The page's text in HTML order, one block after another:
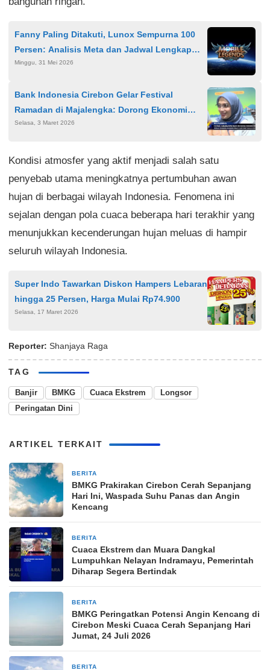
Fanny Paling Ditakuti, Lunox Sempurna 100
Persen: Analisis Meta dan Jadwal Lengkap
Playoff MPL ID S17
Minggu, 31 Mei 2026
Bank Indonesia Cirebon Gelar Festival
Ramadan di Majalengka: Dorong Ekonomi
Syariah dan Gaya Hidup Halal di
Selasa, 3 Maret 2026
Kondisi atmosfer yang aktif menjadi salah satu
penyebab utama meningkatnya pertumbuhan awan
hujan di berbagai wilayah Indonesia. Fenomena ini
sejalan dengan pola cuaca beberapa hari terakhir yang
menunjukkan kecenderungan hujan meluas di hampir
seluruh wilayah Indonesia.
Super Indo Tawarkan Diskon Hampers Lebaran
hingga 25 Persen, Harga Mulai Rp74.900
Selasa, 17 Maret 2026
Reporter: Shanjaya Raga
TAG
Banjir BMKG Cuaca Ekstrem
Longsor
Peringatan Dini
ARTIKEL TERKAIT
BERITA
BMKG Prakirakan Cirebon Cerah Sepanjang
Hari Ini, Waspada Suhu Panas dan Angin
Kencang
BERITA
Cuaca Ekstrem dan Muara Dangkal
Lumpuhkan Nelayan Indramayu, Pemerintah
Diharap Segera Bertindak
BERITA
BMKG Peringatkan Potensi Angin Kencang di
Cirebon Meski Cuaca Cerah Sepanjang Hari
Jumat, 24 Juli 2026
BERITA